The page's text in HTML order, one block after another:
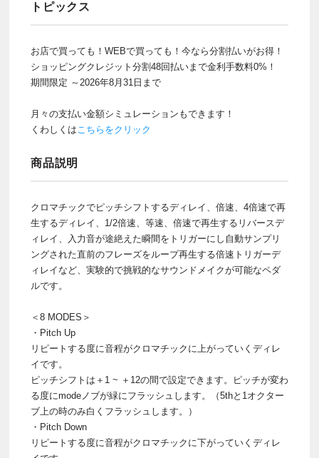
トピックス
お店で買っても！WEBで買っても！今なら分割払いがお得！
ショッピングクレジット分割48回払いまで金利手数料0%！
期間限定 ～2026年8月31日まで
月々の支払い金額シミュレーションもできます！
くわしくはこちらをクリック
商品説明
クロマチックでピッチシフトするディレイ、倍速、4倍速で再
生するディレイ、1/2倍速、等速、倍速で再生するリバースデ
ィレイ、入力音が途絶えた瞬間をトリガーにし自動サンプリ
ングされた直前のフレーズをループ再生する倍速トリガーデ
ィレイなど、実験的で挑戦的なサウンドメイクが可能なペダ
ルです。
＜8 MODES＞
・Pitch Up
リピートする度に音程がクロマチックに上がっていくディレ
イです。
ピッチシフトは＋1 ~ ＋12の間で設定できます。ピッチが変わ
る度にmodeノブが緑にフラッシュします。（5thと1オクター
ブ上の時のみ白くフラッシュします。）
・Pitch Down
リピートする度に音程がクロマチックに下がっていくディレ